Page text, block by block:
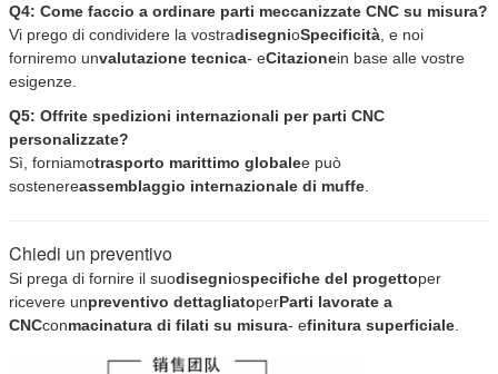
Q4: Come faccio a ordinare parti meccanizzate CNC su misura?
Vi prego di condividere la vostradisegnioSpecificità , e noi
forniremo unvalutazione tecnica- eCitazionein base alle vostre
esigenze.
Q5: Offrite spedizioni internazionali per parti CNC
personalizzate?
Sì, forniamotrasporto marittimo globalee può
sostenereassemblaggio internazionale di muffe
Chiedi un preventivo
Si prega di fornire il suodisegniospecifiche del progettoper
ricevere unpreventivo dettagliatoperParti lavorate a
CNCconmacinatura di filati su misura- efinitura superficiale